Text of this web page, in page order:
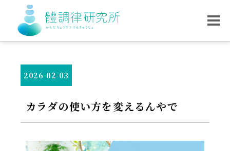
2026-02-03
カラダの使い方を変えるんやで